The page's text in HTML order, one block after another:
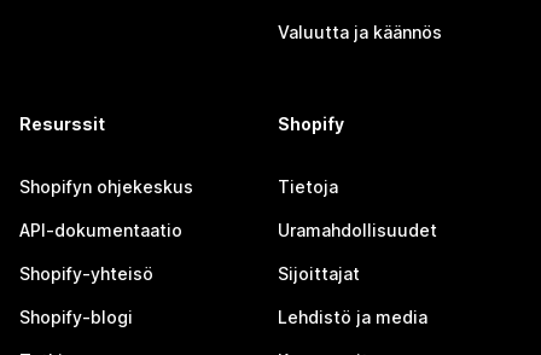
Valuutta ja käännös
Resurssit
Shopifyn ohjekeskus
API-dokumentaatio
Shopify-yhteisö
Shopify-blogi
Shopify
Tietoja
Uramahdollisuudet
Sijoittajat
Lehdistö ja media